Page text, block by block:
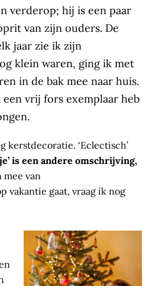
verderop; hij is een paar
van zijn ouders. De
jaar zie ik zijn
klein waren, ging ik met
in de bak mee naar huis.
vrij fors exemplaar heb
‘Eclectisch’
is een andere omschrijving,
van
vakantie gaat, vraag ik nog